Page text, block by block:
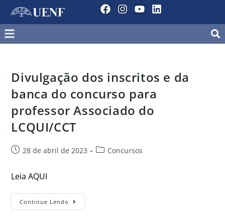
Divulgação dos inscritos e da
banca do concurso para
professor Associado do
LCQUI/CCT
28 de abril de 2023 Concursos
Leia AQUI
Continue Lendo